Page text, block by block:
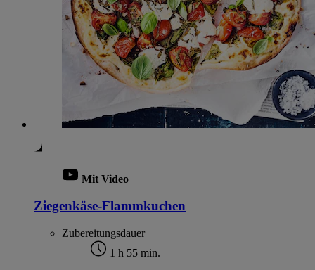
Mit Video
Ziegenkäse-Flammkuchen
Zubereitungsdauer
1 h 55 min.